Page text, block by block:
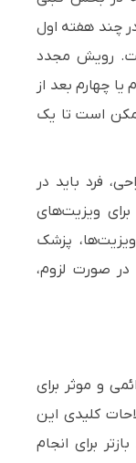
چند هفته اول
رویش مجدد
چهارم بعد از
است تا یک
فرد باید در
ویزیت‌های
پزشک
صورت لزوم،
و موثر برای
کلیدی این
برای انجام